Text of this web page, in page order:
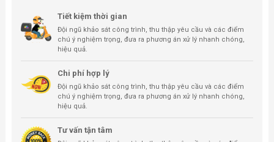
Tiết kiệm thời gian
Đội ngũ khảo sát công trình, thu thập yêu cầu và các điểm
chú ý nghiệm trọng, đưa ra phương án xử lý nhanh chóng,
hiệu quả.
Chi phí hợp lý
Đội ngũ khảo sát công trình, thu thập yêu cầu và các điểm
chú ý nghiệm trọng, đưa ra phương án xử lý nhanh chóng,
hiệu quả.
Tư vấn tận tâm